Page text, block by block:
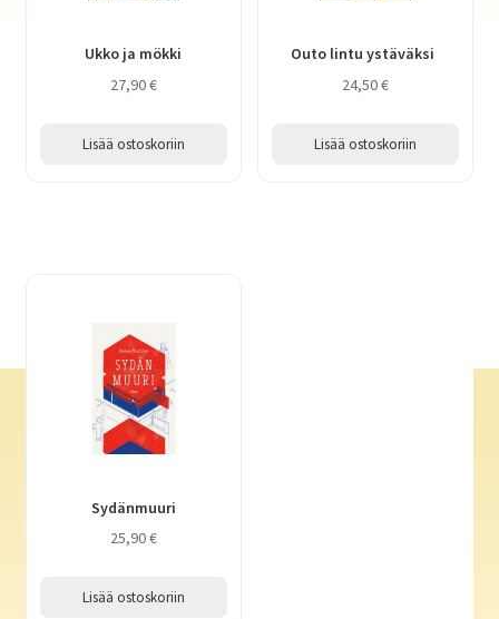
Ukko ja mökki
27,90€
Lisää ostoskoriin
Outo lintu ystäväksi
24,50€
Lisää ostoskoriin
Sydänmuuri
25,90€
Lisää ostoskoriin